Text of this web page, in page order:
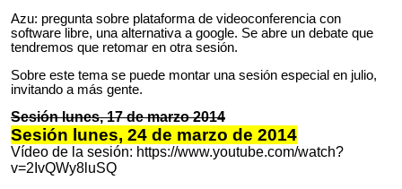
Azu: pregunta sobre plataforma de videoconferencia con
software libre, una alternativa a google. Se abre un debate que
tendremos que retomar en otra sesión.
Sobre este tema se puede montar una sesión especial en julio,
invitando a más gente.
Sesión lunes, 17 de marzo 2014
Sesión lunes, 24 de marzo de 2014
Vídeo de la sesión: https://www.youtube.com/watch?
v=2IvQWy8luSQ